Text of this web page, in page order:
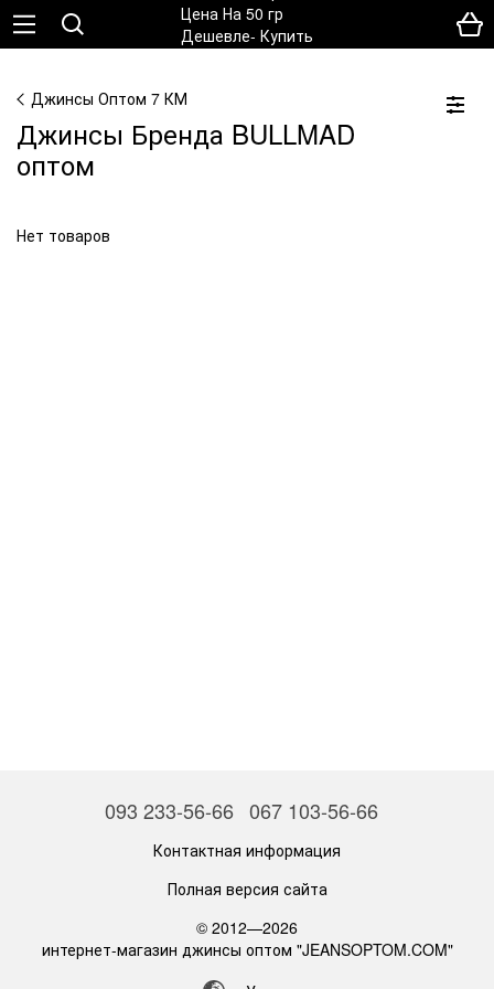
Джинсы Оптом 7 КМ
Джинсы Бренда BULLMAD
оптом
Нет товаров
093 233-56-66 067 103-56-66
Контактная информация
Полная версия сайта
© 2012—2026
интернет-магазин джинсы оптом "JEANSOPTOM.COM"